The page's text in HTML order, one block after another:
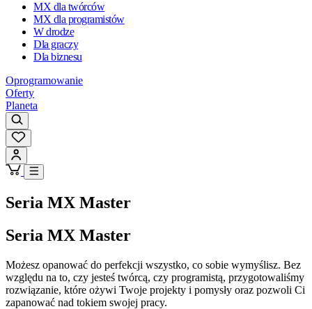
MX dla twórców
MX dla programistów
W drodze
Dla graczy
Dla biznesu
Oprogramowanie
Oferty
Planeta
Seria MX Master
Seria MX Master
Możesz opanować do perfekcji wszystko, co sobie wymyślisz. Bez
względu na to, czy jesteś twórcą, czy programistą, przygotowaliśmy
rozwiązanie, które ożywi Twoje projekty i pomysły oraz pozwoli Ci
zapanować nad tokiem swojej pracy.